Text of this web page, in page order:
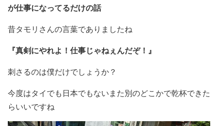
が仕事になってるだけの話
昔タモリさんの言葉でありましたね
『真剣にやれよ！仕事じゃねぇんだぞ！』
刺さるのは僕だけでしょうか？
今度はタイでも日本でもないまた別のどこかで乾杯できた
らいいですね